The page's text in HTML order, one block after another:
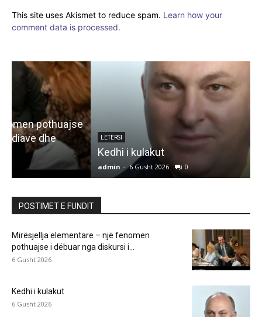
This site uses Akismet to reduce spam. Learn how your
comment data is processed.
LETËRSI
Kedhi i kulakut
admin 6 Gusht 2026 0
POSTIMET E FUNDIT
Mirësjellja elementare – një fenomen
pothuajse i dëbuar nga diskursi i...
6 Gusht 2026
Kedhi i kulakut
6 Gusht 2026